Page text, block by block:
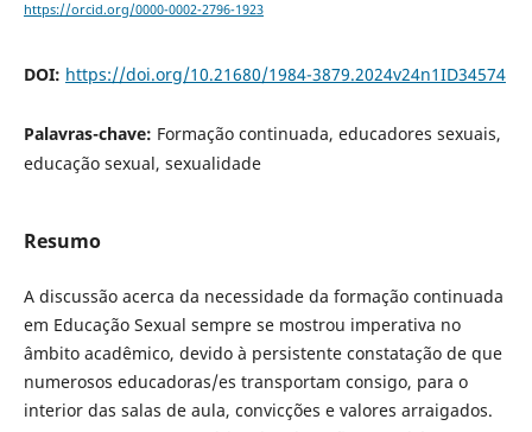
https://orcid.org/0000-0002-2796-1923
DOI: https://doi.org/10.21680/1984-3879.2024v24n1ID34574
Palavras-chave: Formação continuada, educadores sexuais,
educação sexual, sexualidade
Resumo
A discussão acerca da necessidade da formação continuada
em Educação Sexual sempre se mostrou imperativa no
âmbito acadêmico, devido à persistente constatação de que
numerosos educadoras/es transportam consigo, para o
interior das salas de aula, convicções e valores arraigados.